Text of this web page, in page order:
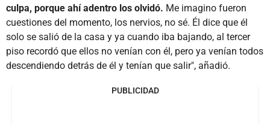
culpa, porque ahí adentro los olvidó. Me imagino fueron
cuestiones del momento, los nervios, no sé. Él dice que él
solo se salió de la casa y ya cuando iba bajando, al tercer
piso recordó que ellos no venían con él, pero ya venían todos
descendiendo detrás de él y tenían que salir", añadió.
PUBLICIDAD